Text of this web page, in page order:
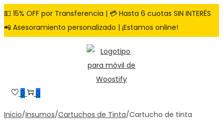
💵 15% OFF por Transferencia | 💳 Hasta 6 cuotas SIN INTERÉS
📲 Asesoramiento personalizado | ¡Estamos online!
navegación
0
0
Inicio/Insumos/Cartuchos de Tinta/Cartucho de tinta